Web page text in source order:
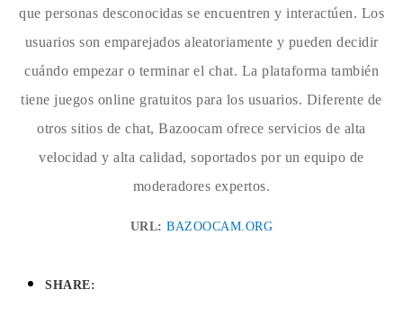
que personas desconocidas se encuentren y interactúen. Los
usuarios son emparejados aleatoriamente y pueden decidir
cuándo empezar o terminar el chat. La plataforma también
tiene juegos online gratuitos para los usuarios. Diferente de
otros sitios de chat, Bazoocam ofrece servicios de alta
velocidad y alta calidad, soportados por un equipo de
moderadores expertos.
URL:BAZOOCAM.ORG
SHARE: